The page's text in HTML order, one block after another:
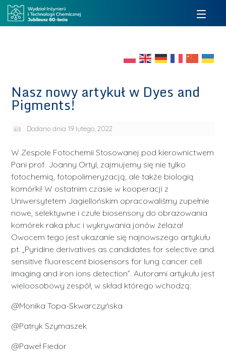
Nasz nowy artykuł w Dyes and
Pigments!
Dodano dnia 19 lutego, 2022
W Zespole Fotochemii Stosowanej pod kierownictwem
Pani prof. Joanny Ortyl, zajmujemy się nie tylko
fotochemią, fotopolimeryzacją, ale także biologią
komórki! W ostatnim czasie w kooperacji z
Uniwersytetem Jagiellońskim opracowaliśmy zupełnie
nowe, selektywne i czułe biosensory do obrazowania
komórek raka płuc i wykrywania jonów żelaza!
Owocem tego jest ukazanie się najnowszego artykułu
pt. „Pyridine derivatives as candidates for selective and
sensitive fluorescent biosensors for lung cancer cell
imaging and iron ions detection”. Autorami artykułu jest
wieloosobowy zespół, w skład którego wchodzą:
@Monika Topa-Skwarczyńska
@Patryk Szymaszek
@Paweł Fiedor